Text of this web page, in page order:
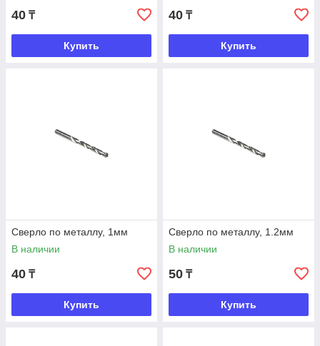
40 ₸
Купить
40 ₸
Купить
Сверло по металлу, 1мм
В наличии
40 ₸
Купить
Сверло по металлу, 1.2мм
В наличии
50 ₸
Купить